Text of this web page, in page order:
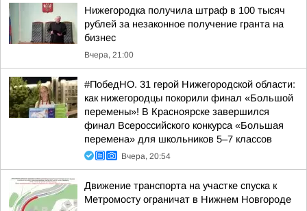
Нижегородка получила штраф в 100 тысяч
рублей за незаконное получение гранта на
бизнес
Вчера, 21:00
#ПобедНО. 31 герой Нижегородской области:
как нижегородцы покорили финал «Большой
перемены»! В Красноярске завершился
финал Всероссийского конкурса «Большая
перемена» для школьников 5–7 классов
Вчера, 20:54
Движение транспорта на участке спуска к
Метромосту ограничат в Нижнем Новгороде